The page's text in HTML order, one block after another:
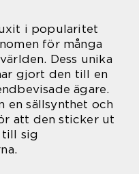
i popularitet
för många
Dess unika
gjort den till en
ägare.
en sällsynthet och
att den sticker ut
till sig